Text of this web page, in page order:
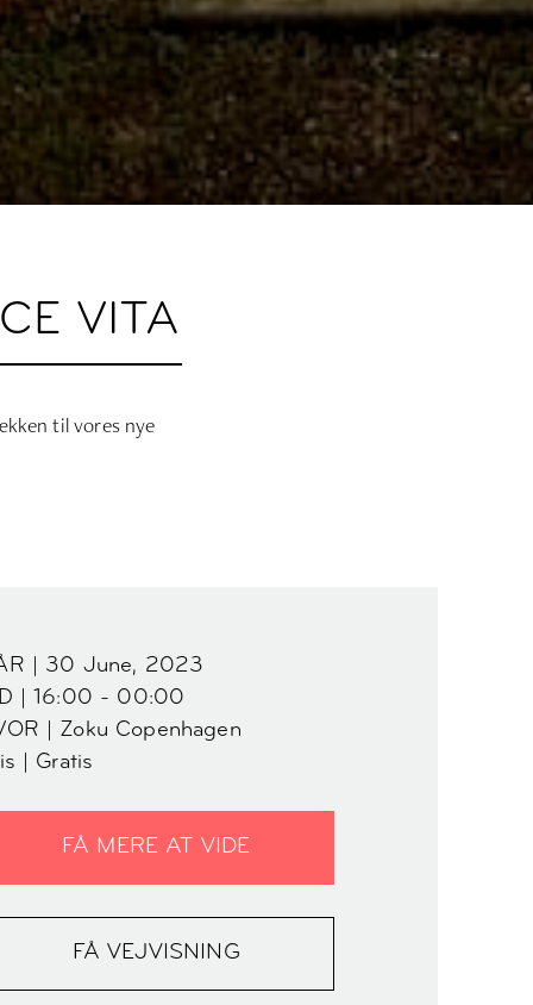
VITA
til vores nye
| 30 June, 2023
| 16:00 - 00:00
| Zoku Copenhagen
| Gratis
FÅ MERE AT VIDE
FÅ VEJVISNING